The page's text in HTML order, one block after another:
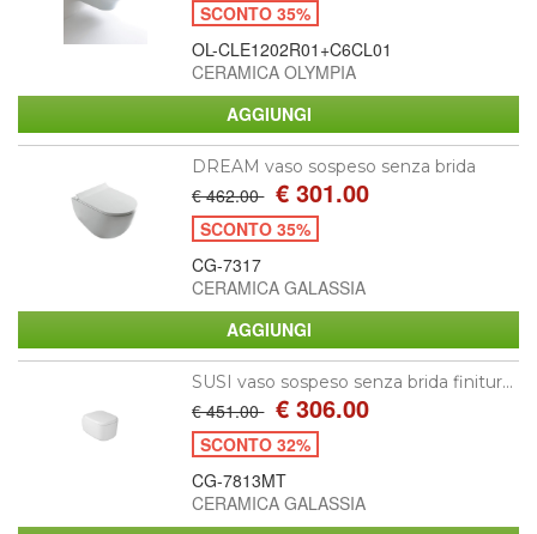
SCONTO 35%
OL-CLE1202R01+C6CL01
CERAMICA OLYMPIA
DREAM vaso sospeso senza brida
€ 462.00 € 301.00
SCONTO 35%
CG-7317
CERAMICA GALASSIA
SUSI vaso sospeso senza brida finitur...
€ 451.00 € 306.00
SCONTO 32%
CG-7813MT
CERAMICA GALASSIA